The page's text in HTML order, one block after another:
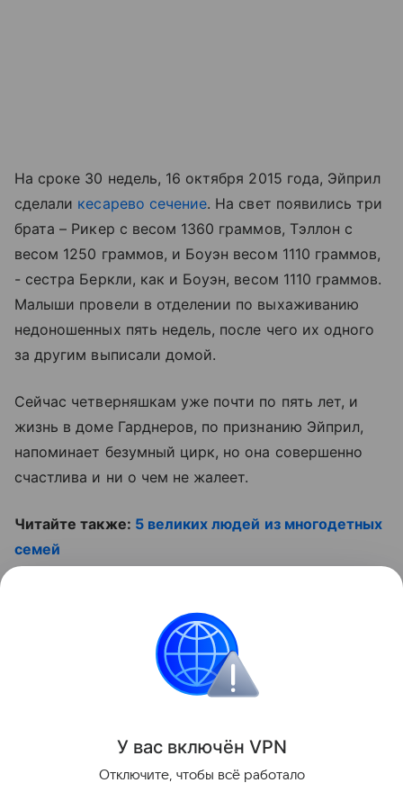
На сроке 30 недель, 16 октября 2015 года, Эйприл
сделали кесарево сечение. На свет появились три
брата – Рикер с весом 1360 граммов, Тэллон с
весом 1250 граммов, и Боуэн весом 1110 граммов,
- сестра Беркли, как и Боуэн, весом 1110 граммов.
Малыши провели в отделении по выхаживанию
недоношенных пять недель, после чего их одного
за другим выписали домой.
Сейчас четверняшкам уже почти по пять лет, и
жизнь в доме Гарднеров, по признанию Эйприл,
напоминает безумный цирк, но она совершенно
счастлива и ни о чем не жалеет.
Читайте также: 5 великих людей из многодетных
семей
Контент недоступен
Поделиться
У вас включён VPN
Отключите, чтобы всё работало